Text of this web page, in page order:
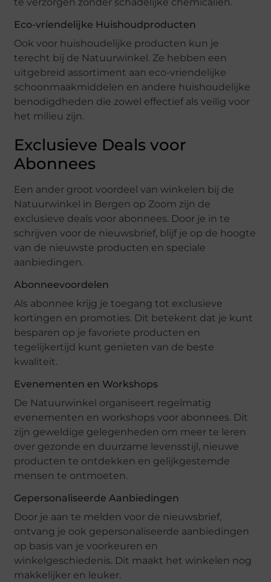
Eco-vriendelijke Huishoudproducten
Ook voor huishoudelijke producten kun je
terecht bij de Natuurwinkel. Ze hebben een
uitgebreid assortiment aan eco-vriendelijke
schoonmaakmiddelen en andere huishoudelijke
benodigdheden die zowel effectief als veilig voor
het milieu zijn.
Exclusieve Deals voor
Abonnees
Een ander groot voordeel van winkelen bij de
Natuurwinkel in Bergen op Zoom zijn de
exclusieve deals voor abonnees. Door je in te
schrijven voor de nieuwsbrief, blijf je op de hoogte
van de nieuwste producten en speciale
aanbiedingen.
Abonneevoordelen
Als abonnee krijg je toegang tot exclusieve
kortingen en promoties. Dit betekent dat je kunt
besparen op je favoriete producten en
tegelijkertijd kunt genieten van de beste
kwaliteit.
Evenementen en Workshops
De Natuurwinkel organiseert regelmatig
evenementen en workshops voor abonnees. Dit
zijn geweldige gelegenheden om meer te leren
over gezonde en duurzame levensstijl, nieuwe
producten te ontdekken en gelijkgestemde
mensen te ontmoeten.
Gepersonaliseerde Aanbiedingen
Door je aan te melden voor de nieuwsbrief,
ontvang je ook gepersonaliseerde aanbiedingen
op basis van je voorkeuren en
winkelgeschiedenis. Dit maakt het winkelen nog
makkelijker en leuker.